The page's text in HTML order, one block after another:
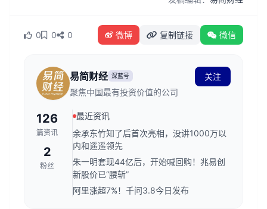
0 0 0 微博 复制链接 微信
易简财经 深蓝号
聚焦中国最有投资价值的公司
关注
126
篇资讯
2
粉丝
最近资讯
余承东竹知了后首次亮相，没讲1000万以
内和遥遥领先
朱一明套现44亿后，开始喊回购！兆易创
新股价已“腰斩”
阿里涨超7%！千问3.8今日发布